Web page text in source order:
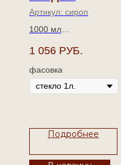
Артикул: сироп
1000 мл
Гармоничное
и аромата спелых
ягод.
1 056 РУБ.
фасовка
Подробнее